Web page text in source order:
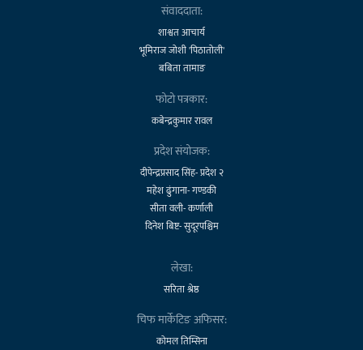
संवाददाता:
शाश्वत आचार्य
भूमिराज जोशी 'पिठातोली'
बबिता तामाङ
फोटो पत्रकार:
कबेन्द्रकुमार रावल
प्रदेश संयोजक:
दीपेन्द्रप्रसाद सिंह- प्रदेश २
महेश ढुंगाना- गण्डकी
सीता वली- कर्णाली
दिनेश बिष्ट- सुदूरपश्चिम
लेखा:
सरिता श्रेष्ठ
चिफ मार्केटिङ अफिसर:
कोमल तिम्सिना